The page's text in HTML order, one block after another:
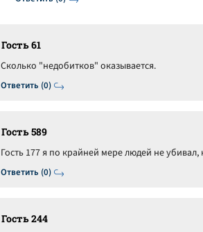
Гость 61
Ответить (0)
Сколько "недобитков" оказывается.
Гость 589
Ответить (0)
Гость 177 я по крайней мере людей не убивал,
Гость 244